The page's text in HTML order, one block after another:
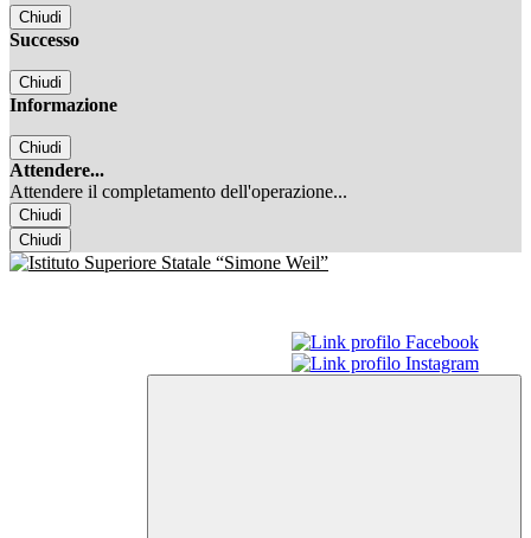
Chiudi
Successo
Chiudi
Informazione
Chiudi
Attendere...
Attendere il completamento dell'operazione...
Chiudi
Chiudi